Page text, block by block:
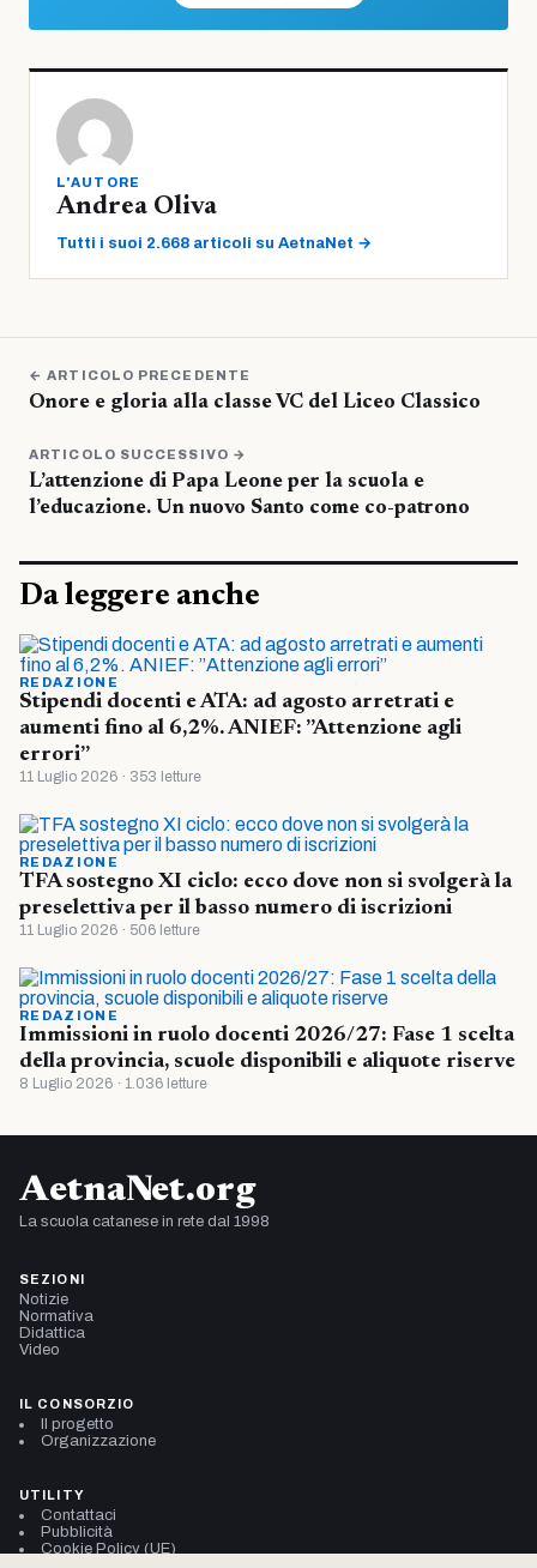
L'AUTORE
Andrea Oliva
Tutti i suoi 2.668 articoli su AetnaNet →
← ARTICOLO PRECEDENTE
Onore e gloria alla classe VC del Liceo Classico
ARTICOLO SUCCESSIVO →
L’attenzione di Papa Leone per la scuola e
l’educazione. Un nuovo Santo come co-patrono
Da leggere anche
REDAZIONE
Stipendi docenti e ATA: ad agosto arretrati e
aumenti fino al 6,2%. ANIEF: ”Attenzione agli
errori”
11 Luglio 2026 · 353 letture
REDAZIONE
TFA sostegno XI ciclo: ecco dove non si svolgerà la
preselettiva per il basso numero di iscrizioni
11 Luglio 2026 · 506 letture
REDAZIONE
Immissioni in ruolo docenti 2026/27: Fase 1 scelta
della provincia, scuole disponibili e aliquote riserve
8 Luglio 2026 · 1.036 letture
AetnaNet.org
La scuola catanese in rete dal 1998
SEZIONI
Notizie
Normativa
Didattica
Video
IL CONSORZIO
Il progetto
Organizzazione
UTILITY
Contattaci
Pubblicità
Cookie Policy (UE)